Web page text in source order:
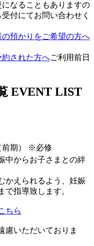
なることもありますの
付にてお問い合わせく
預かりをご希望の方へ
された方へご利用前日
EVENT LIST
期） ※必修
中からお子さまとの絆
かえられるよう、妊娠
で指導致します。
ちら
慮いただいておりま